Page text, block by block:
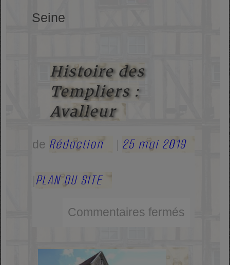
Seine
Histoire des
Templiers :
Avalleur
de Rédaction 25 mai 2019
PLAN DU SITE
Commentaires fermés